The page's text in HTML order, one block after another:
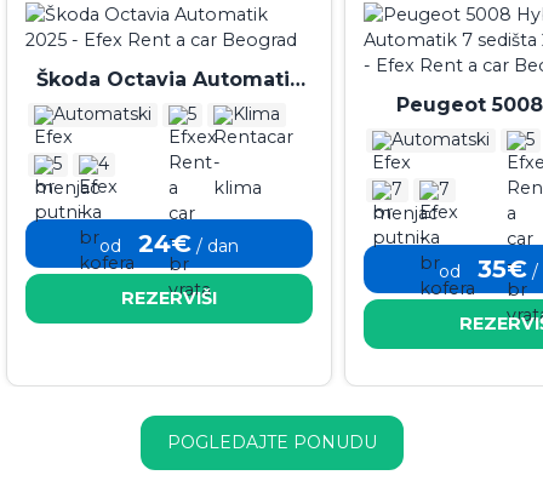
Škoda Octavia Automatik
2025
Automatski 5 Klima
5 4
od 24€/ dan
REZERVIŠI
Peugeot
Automatik 7
2026
Automatski 5
7 7
od 35€ /
POGLEDAJTE PONUDU